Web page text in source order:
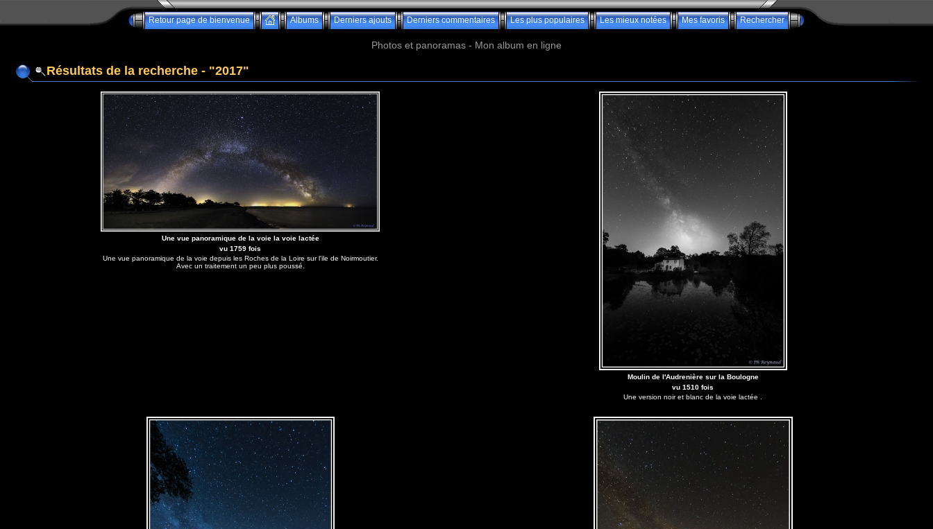
Retour page de bienvenue Albums Derniers ajouts Derniers commentaires Les plus populaires Les mieux notées Mes favoris Rechercher
Photos et panoramas - Mon album en ligne
Résultats de la recherche - "2017"
Une vue panoramique de la voie la voie lactée
vu 1759 fois
Une vue panoramique de la voie depuis les Roches de la Loire sur l'ile de Noirmoutier.
Avec un traitement un peu plus poussé.
Moulin de l'Audrenière sur la Boulogne
vu 1510 fois
Une version noir et blanc de la voie lactée .